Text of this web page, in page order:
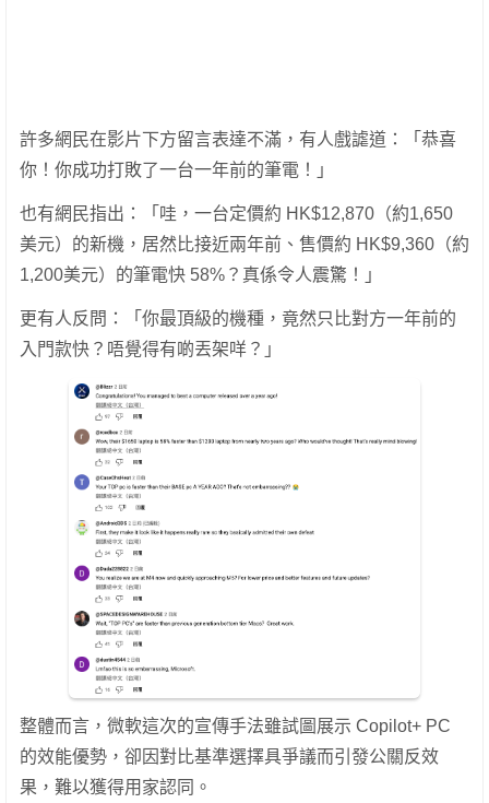
許多網民在影片下方留言表達不滿，有人戲謔道：「恭喜
你！你成功打敗了一台一年前的筆電！」
也有網民指出：「哇，一台定價約 HK$12,870（約1,650
美元）的新機，居然比接近兩年前、售價約 HK$9,360（約
1,200美元）的筆電快 58%？真係令人震驚！」
更有人反問：「你最頂級的機種，竟然只比對方一年前的
入門款快？唔覺得有啲丟架咩？」
整體而言，微軟這次的宣傳手法雖試圖展示 Copilot+ PC
的效能優勢，卻因對比基準選擇具爭議而引發公關反效
果，難以獲得用家認同。